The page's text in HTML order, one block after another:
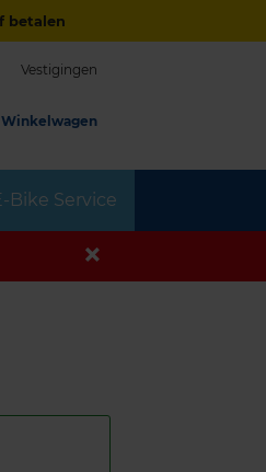
betalen
Bike Service
Vestigingen
Winkelwagen